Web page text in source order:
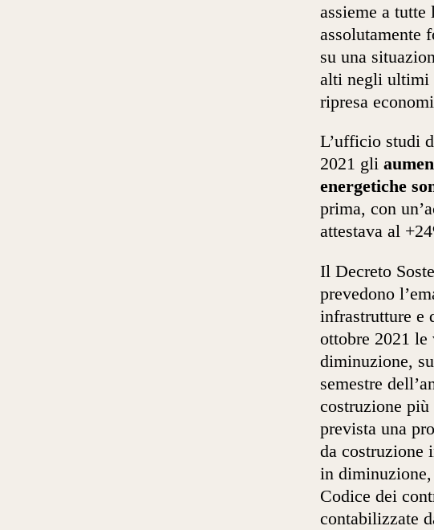
assieme a
assolutamente
su una
alti negli ultimi
ripresa
L’ufficio studi
2021 gli
energetiche
prima, con
attestava al
Il Decreto
prevedono
infrastrutture e
ottobre 2021
diminuzione,
semestre
costruzione
prevista una
da costruzione
in
Codice dei
contabilizzate